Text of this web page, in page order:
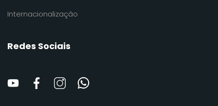
Internacionalização
Redes Sociais